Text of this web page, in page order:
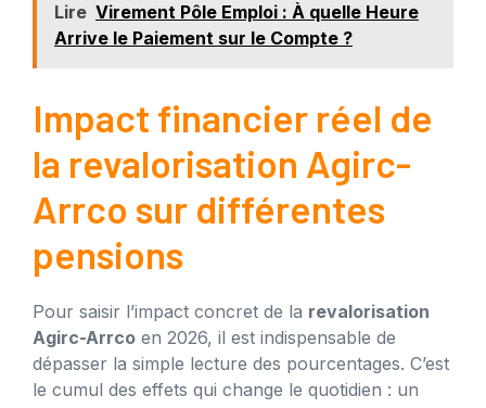
Lire Virement Pôle Emploi : À quelle Heure
Arrive le Paiement sur le Compte ?
Impact financier réel de
la revalorisation Agirc-
Arrco sur différentes
pensions
Pour saisir l’impact concret de la revalorisation
Agirc-Arrco en 2026, il est indispensable de
dépasser la simple lecture des pourcentages. C’est
le cumul des effets qui change le quotidien : un